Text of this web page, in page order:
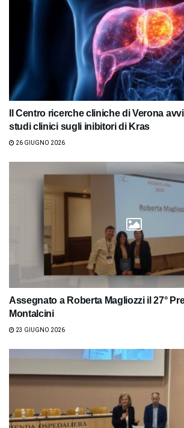
Il Centro ricerche cliniche di Verona
studi clinici sugli inibitori di Kras
26 GIUGNO 2026
Assegnato a Roberta Magliozzi il 27°
Montalcini
23 GIUGNO 2026